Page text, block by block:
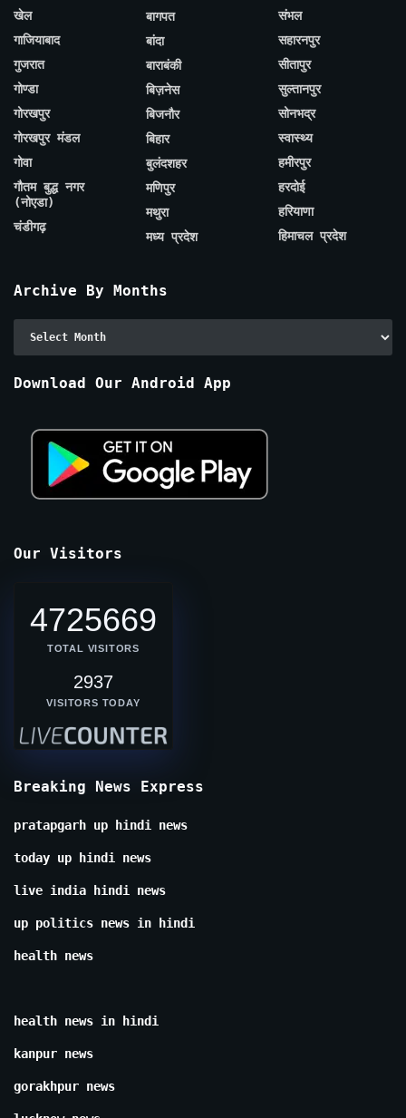
खेल
गाजियाबाद
गुजरात
गोण्डा
गोरखपुर
गोरखपुर मंडल
गोवा
गौतम बुद्ध नगर
(नोएडा)
चंडीगढ़
बागपत
बांदा
बाराबंकी
बिज़नेस
बिजनौर
बिहार
बुलंदशहर
मणिपुर
मथुरा
मध्य प्रदेश
संभल
सहारनपुर
सीतापुर
सुल्तानपुर
सोनभद्र
स्वास्थ्य
हमीरपुर
हरदोई
हरियाणा
हिमाचल प्रदेश
Archive By Months
Download Our Android App
Our Visitors
4725669
TOTAL VISITORS
2937
VISITORS TODAY
Breaking News Express
pratapgarh up hindi news
today up hindi news
live india hindi news
up politics news in hindi
health news
health news in hindi
kanpur news
gorakhpur news